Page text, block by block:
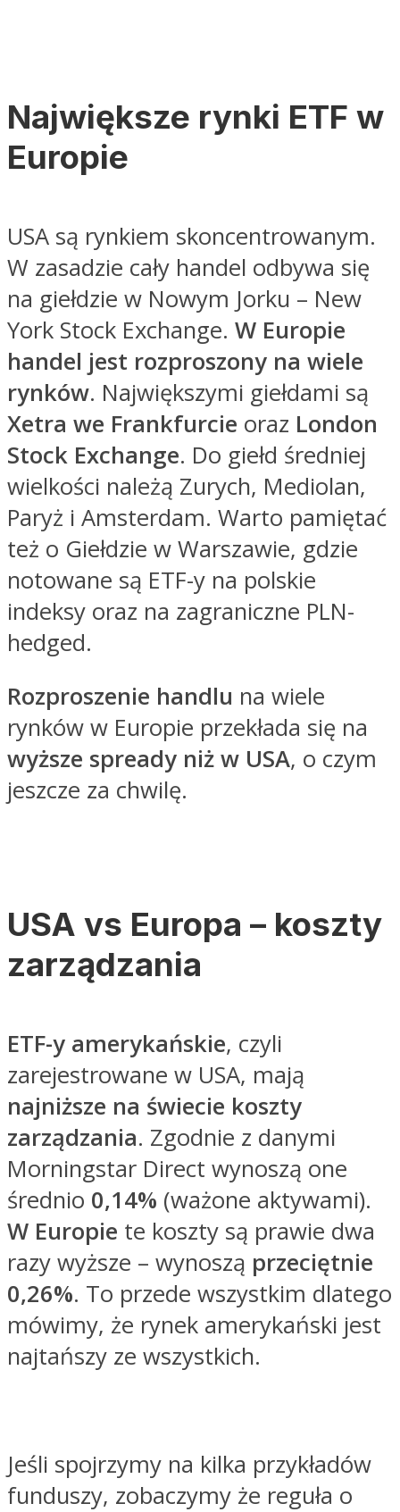
Największe rynki ETF w
Europie
USA są rynkiem skoncentrowanym.
W zasadzie cały handel odbywa się
na giełdzie w Nowym Jorku – New
York Stock Exchange. W Europie
handel jest rozproszony na wiele
rynków. Największymi giełdami są
Xetra we Frankfurcie oraz London
Stock Exchange. Do giełd średniej
wielkości należą Zurych, Mediolan,
Paryż i Amsterdam. Warto pamiętać
też o Giełdzie w Warszawie, gdzie
notowane są ETF-y na polskie
indeksy oraz na zagraniczne PLN-
hedged.
Rozproszenie handlu na wiele
rynków w Europie przekłada się na
wyższe spready niż w USA, o czym
jeszcze za chwilę.
USA vs Europa – koszty
zarządzania
ETF-y amerykańskie, czyli
zarejestrowane w USA, mają
najniższe na świecie koszty
zarządzania. Zgodnie z danymi
Morningstar Direct wynoszą one
średnio 0,14% (ważone aktywami).
W Europie te koszty są prawie dwa
razy wyższe – wynoszą przeciętnie
0,26%. To przede wszystkim dlatego
mówimy, że rynek amerykański jest
najtańszy ze wszystkich.
Jeśli spojrzymy na kilka przykładów
funduszy, zobaczymy że reguła o